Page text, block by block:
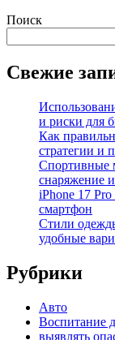
Поиск
Свежие
и риски для
Как
стратегии и
Спортивные
снаряжение
iPhone 17
смартфон
Стили
удобные
Рубрики
Авто
Воспитание
выявлять